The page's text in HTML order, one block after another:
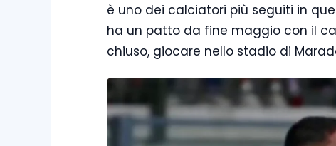
è uno dei calciatori più seguiti in
ha un patto da fine maggio con il
chiuso, giocare nello stadio di